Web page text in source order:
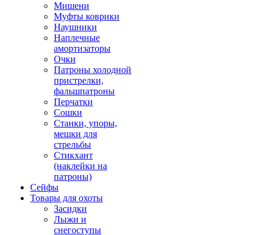
Мишени
Муфты коврики
Наушники
Наплечные
амортизаторы
Очки
Патроны холодной
пристрелки,
фальшпатроны
Перчатки
Сошки
Станки, упоры,
мешки для
стрельбы
Стикхант
(наклейки на
патроны)
Сейфы
Товары для охоты
Засидки
Лыжи и
снегоступы